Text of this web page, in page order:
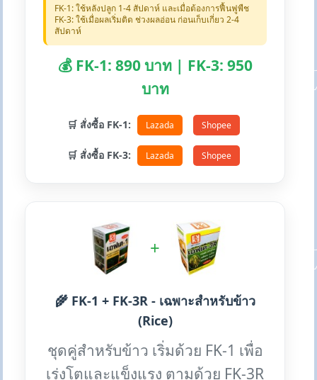
FK-1: ใช้หลังปลูก 1-4 สัปดาห์ และเมื่อต้องการฟื้นฟูพืช
FK-3: ใช้เมื่อผลเริ่มติด ช่วงผลอ่อน ก่อนเก็บเกี่ยว 2-4
สัปดาห์
💰 FK-1: 890 บาท | FK-3: 950
บาท
🛒 สั่งซื้อ FK-1: Lazada Shopee
🛒 สั่งซื้อ FK-3: Lazada Shopee
+
🌾 FK-1 + FK-3R - เฉพาะสำหรับข้าว
(Rice)
ชุดคู่สำหรับข้าว เริ่มด้วย FK-1 เพื่อ
เร่งโตและแข็งแรง ตามด้วย FK-3R